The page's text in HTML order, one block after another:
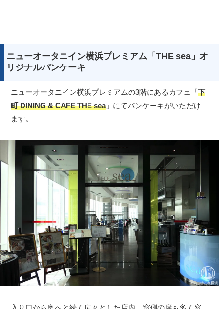
ニューオータニイン横浜プレミアム「THE sea」オ
リジナルパンケーキ
ニューオータニイン横浜プレミアムの3階にあるカフェ「下
町 DINING & CAFE THE sea」にてパンケーキがいただけ
ます。